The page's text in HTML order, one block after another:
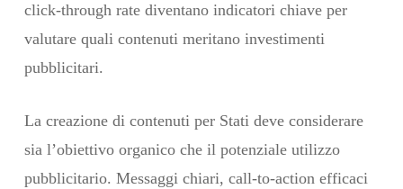
click-through rate diventano indicatori chiave per
valutare quali contenuti meritano investimenti
pubblicitari.
La creazione di contenuti per Stati deve considerare
sia l’obiettivo organico che il potenziale utilizzo
pubblicitario. Messaggi chiari, call-to-action efficaci